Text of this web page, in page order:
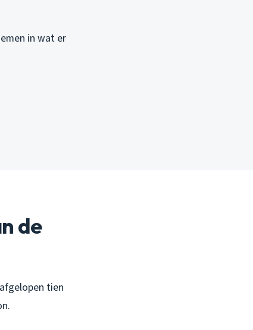
in wat er
de
tien